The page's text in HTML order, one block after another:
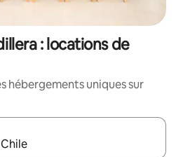
: locations de
hébergements uniques sur
utilisez les flèches vers le